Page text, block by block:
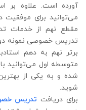
آورده است. علاوه ‌بر
می‌توانید برای
مقطع نهم از خدمات
تدریس خصوصی نمونه
برتر نهم به دهم
متوسطه اول می‌توانید
شده و به یکی از
شوید.
برای دریافت تدریس